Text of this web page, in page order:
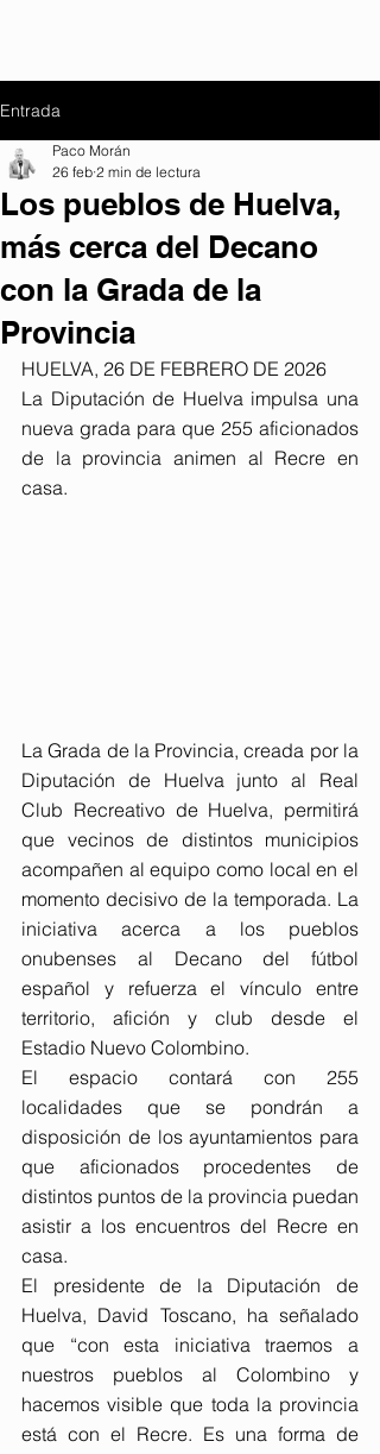
Entrada
Los pueblos de Huelva,
más cerca del Decano
con la Grada de la
Provincia
Paco Morán
26 feb 2 min de lectura
HUELVA, 26 DE FEBRERO DE 2026
La Diputación de Huelva impulsa una
nueva grada para que 255 aficionados
de la provincia animen al Recre en
casa.
La Grada de la Provincia, creada por la
Diputación de Huelva junto al Real
Club Recreativo de Huelva, permitirá
que vecinos de distintos municipios
acompañen al equipo como local en el
momento decisivo de la temporada. La
iniciativa acerca a los pueblos
onubenses al Decano del fútbol
español y refuerza el vínculo entre
territorio, afición y club desde el
Estadio Nuevo Colombino.
El espacio contará con 255
localidades que se pondrán a
disposición de los ayuntamientos para
que aficionados procedentes de
distintos puntos de la provincia puedan
asistir a los encuentros del Recre en
casa.
El presidente de la Diputación de
Huelva, David Toscano, ha señalado
que “con esta iniciativa traemos a
nuestros pueblos al Colombino y
hacemos visible que toda la provincia
está con el Recre. Es una forma de